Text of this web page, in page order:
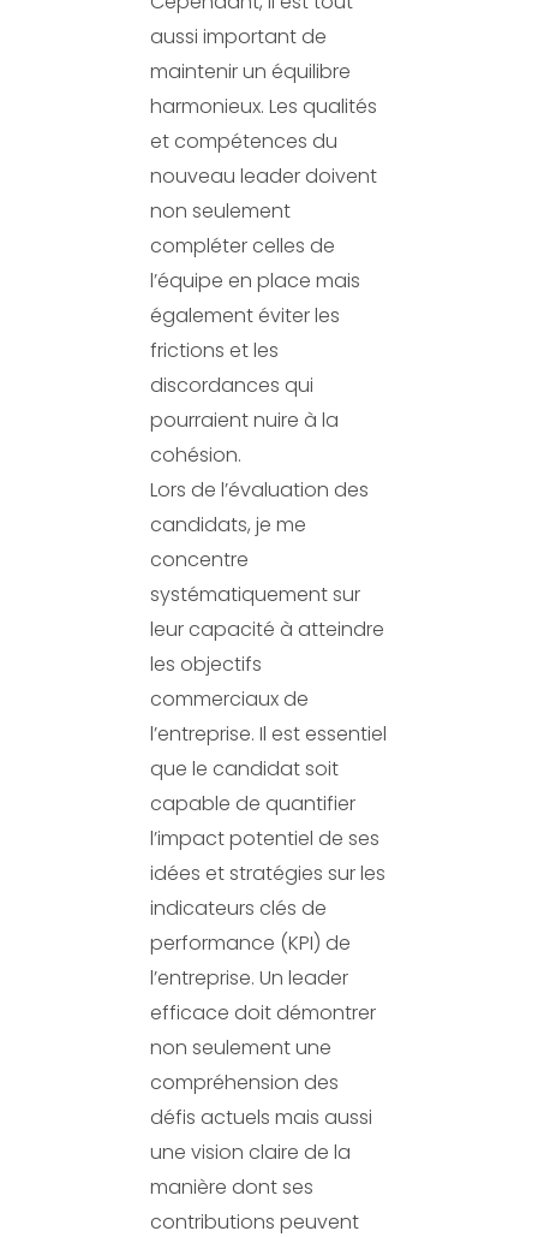
aussi important de
maintenir un équilibre
harmonieux. Les qualités
et compétences du
nouveau leader doivent
non seulement
compléter celles de
l’équipe en place mais
également éviter les
frictions et les
discordances qui
pourraient nuire à la
cohésion.
Lors de l’évaluation des
candidats, je me
concentre
systématiquement sur
leur capacité à atteindre
les objectifs
commerciaux de
l’entreprise. Il est essentiel
que le candidat soit
capable de quantifier
l’impact potentiel de ses
idées et stratégies sur les
indicateurs clés de
performance (KPI) de
l’entreprise. Un leader
efficace doit démontrer
non seulement une
compréhension des
défis actuels mais aussi
une vision claire de la
manière dont ses
contributions peuvent